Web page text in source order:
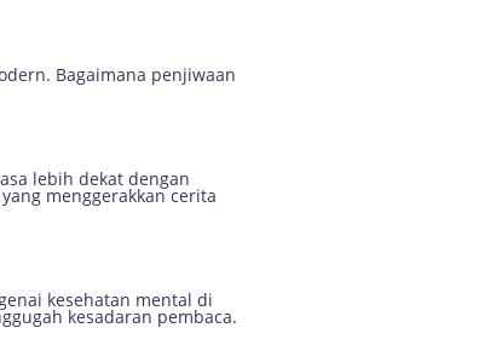
Bagaimana penjiwaan
lebih dekat dengan
menggerakkan cerita
kesehatan mental di
kesadaran pembaca.